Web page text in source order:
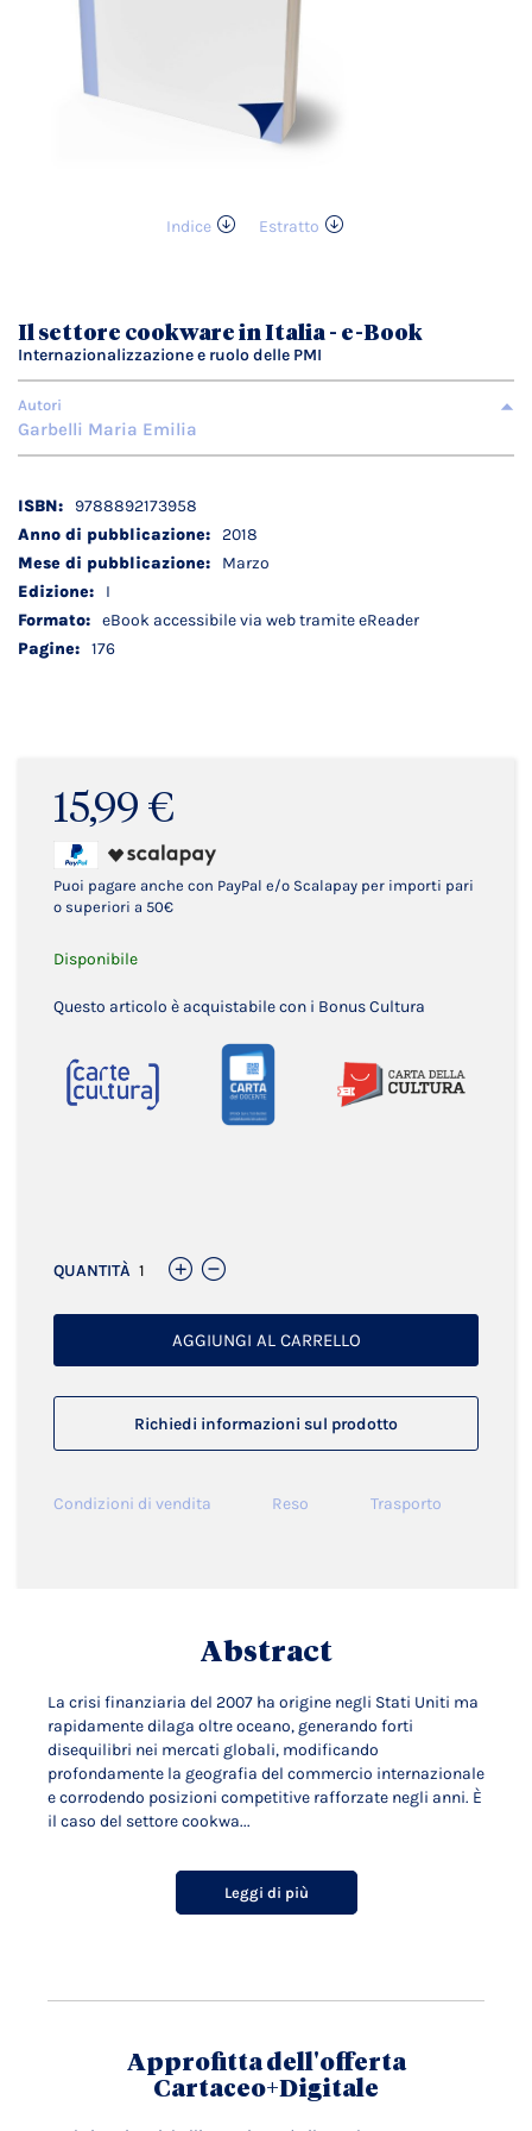
Indice
Estratto
galleria
di
immagini
15,99 €
Puoi pagare anche con PayPal e/o Scalapay per importi pari
o superiori a 50€
Disponibile
Questo articolo è acquistabile con i Bonus Cultura
QUANTITÀ
AGGIUNGI AL CARRELLO
Richiedi informazioni sul prodotto
Condizioni di vendita Reso Trasporto
Il settore cookware in Italia - e-Book
Internazionalizzazione e ruolo delle PMI
Autori
Garbelli Maria Emilia
Dettagli
tecnici
9788892173958
2018
Marzo
I
eBook accessibile via web tramite eReader
176
Abstract
La crisi finanziaria del 2007 ha origine negli Stati Uniti ma
rapidamente dilaga oltre oceano, generando forti
disequilibri nei mercati globali, modificando
profondamente la geografia del commercio internazionale
e corrodendo posizioni competitive rafforzate negli anni. È
il caso del settore cookwa...
Leggi di più
Approfitta dell'offerta
Cartaceo+Digitale